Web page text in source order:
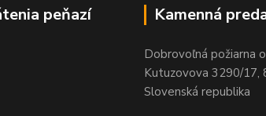
peňazí Kamenná
Dobrovoľná požiarna
Kutuzovova 3290/17,
Slovenská republika